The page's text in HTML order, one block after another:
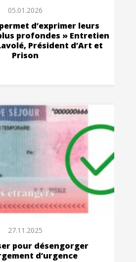
05.01.2026
d’exprimer leurs
profondes » Entretien
Président d’Art et
Prison
27.11.2025
pour désengorger
d’urgence